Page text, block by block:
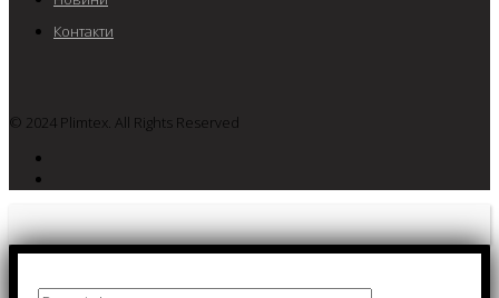
Контакти
© 2024 Plimtex. All Rights Reserved